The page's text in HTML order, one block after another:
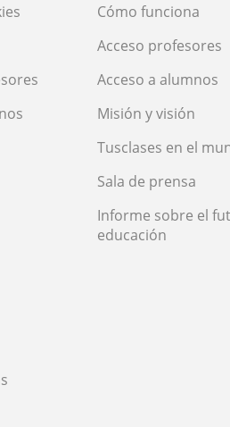
Cómo funciona
Acceso profesores
Acceso a alumnos
Misión y visión
Tusclases en el
Sala de prensa
Informe sobre el
educación